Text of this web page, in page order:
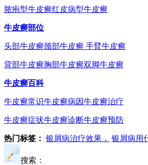
脓疱型牛皮癣红皮病型牛皮癣
牛皮癣部位
头部牛皮癣颈部牛皮癣 手臂牛皮癣
背部牛皮癣胸部牛皮癣双脚牛皮癣
牛皮癣百科
牛皮癣常识牛皮癣病因牛皮癣治疗
牛皮癣症状牛皮癣诊断牛皮癣预防
热门标签： 银屑病治疗效果， 银屑病用
搜索：